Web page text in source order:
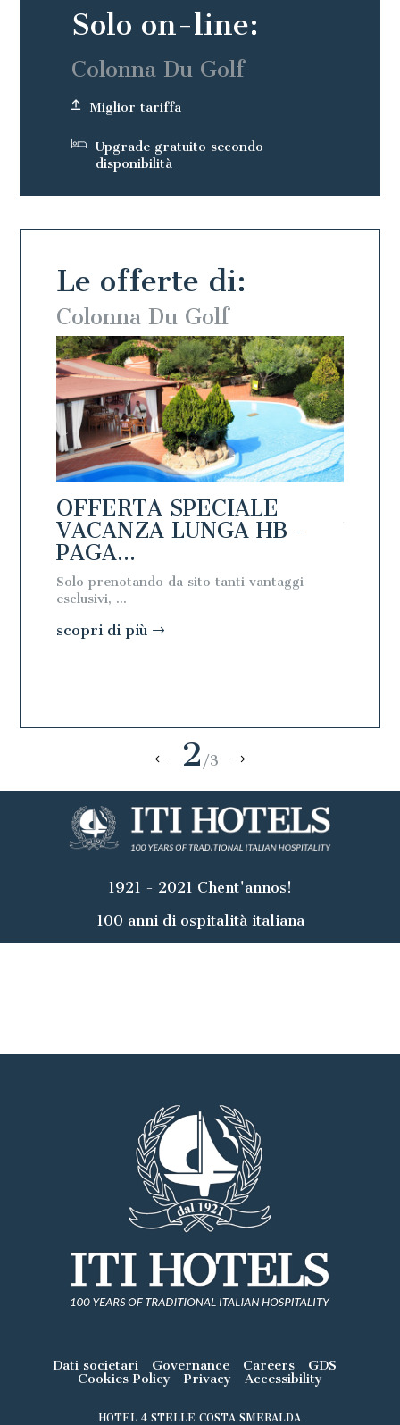
Le offerte di:
Colonna Du Golf
OFFERTA SPECIALE
VACANZA LUNGA HB -
PAGA...
Solo prenotando da sito tanti vantaggi
esclusivi, ...
scopri di più
Solo on-line:
Colonna Du Golf
Miglior tariffa
Upgrade gratuito secondo
disponibilità
2 /3
1921 - 2021 Chent'annos!
100 anni di ospitalità italiana
Dati societari Governance Careers
GDS
Cookies Policy
Privacy Accessibility
HOTEL 4 STELLE COSTA SMERALDA